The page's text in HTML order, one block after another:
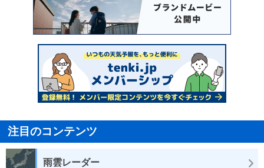
注目のコンテンツ
雨雲レーダー